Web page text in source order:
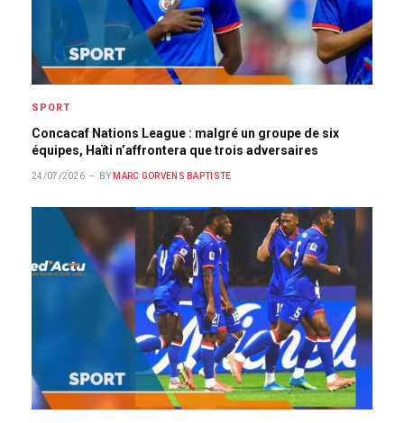
SPORT
Concacaf Nations League : malgré un groupe de six
équipes, Haïti n’affrontera que trois adversaires
24/07/2026 BY MARC GORVENS BAPTISTE